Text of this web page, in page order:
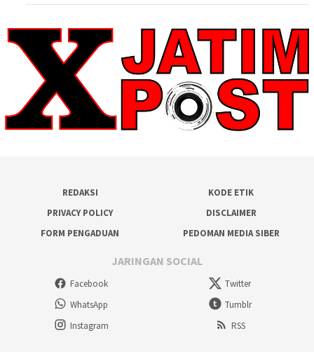
REDAKSI
KODE ETIK
PRIVACY POLICY
DISCLAIMER
FORM PENGADUAN
PEDOMAN MEDIA SIBER
JARINGAN SOCIAL
Facebook
Twitter
WhatsApp
Tumblr
Instagram
RSS